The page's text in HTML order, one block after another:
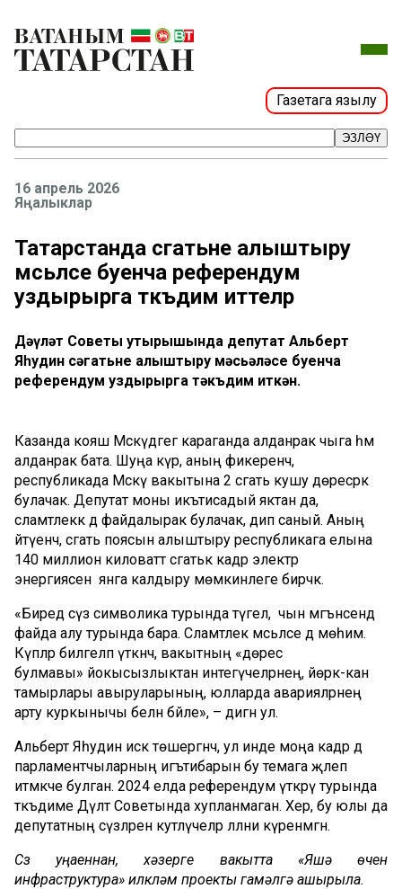
Газетага язылу
ЭЗЛӘҮ
16 апрель 2026
Яңалыклар
Татарстанда сәгатьне алыштыру
мәсьәләсе буенча референдум
уздырырга тәкъдим иттеләр
Дәүләт Советы утырышында депутат Альберт
Яһудин сәгатьне алыштыру мәсьәләсе буенча
референдум уздырырга тәкъдим иткән.
Казанда кояш Мәскәүдәгегә караганда алданрак чыга һәм
алданрак бата. Шуңа күрә, аның фикеренчә,
республикада Мәскәү вакытына 2 сәгать кушу дөресрәк
булачак. Депутат моны икътисадый яктан да,
сәламәтлеккә дә файдалырак булачак, дип саный. Аның
әйтүенчә, сәгать поясын алыштыру республикага елына
140 миллион киловатт сәгатькә кадәр электр
энергиясен янга калдыру мөмкинлеге бирәчәк.
«Биредә сүз символика турында түгел, ә чын мәгънәсендә
файда алу турында бара. Сәламәтлек мәсьәләсе дә мөһим.
Күпләр билгеләп үткәнчә, вакытның «дөрес
булмавы» йокысызлыктан интегүчеләрнең, йөрәк-кан
тамырлары авыруларының, юлларда аварияләрнең
арту куркынычы белән бәйле», – дигән ул.
Альберт Яһудин искә төшергәнчә, ул инде моңа кадәр дә
парламентчыларның игътибарын бу темага җәлеп
итмәкче булган. 2024 елда референдум үткәрү турында
тәкъдиме Дәүләт Советында хупланмаган. Хәер, бу юлы да
депутатның сүзләрен куәтләүчеләр әлләни күренмәгән.
Сүз уңаеннан, хәзерге вакытта «Яшәү өчен
инфраструктура» илкүләм проекты гамәлгә ашырыла.